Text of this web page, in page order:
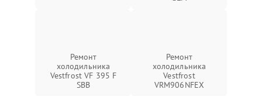
Ремонт
холодильника
Vestfrost VF 395 F
SBB
Ремонт
холодильника
Vestfrost
VRM906NFEX